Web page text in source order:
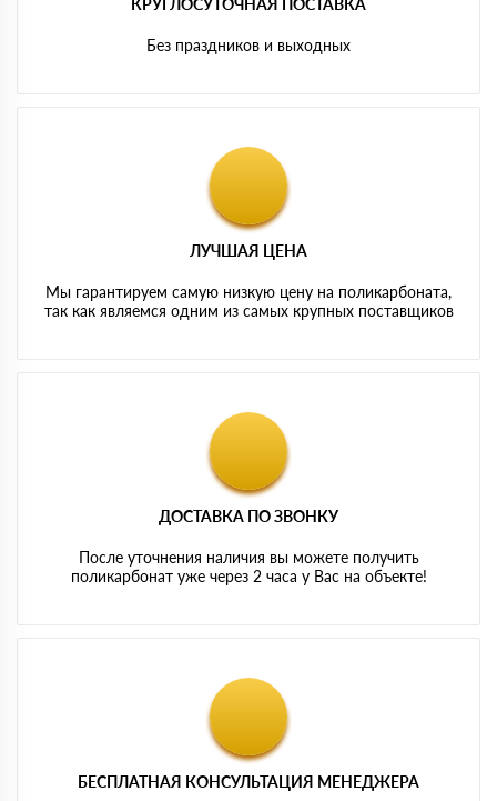
КРУГЛОСУТОЧНАЯ ПОСТАВКА
Без праздников и выходных
ЛУЧШАЯ ЦЕНА
Мы гарантируем самую низкую цену на поликарбоната,
так как являемся одним из самых крупных поставщиков
ДОСТАВКА ПО ЗВОНКУ
После уточнения наличия вы можете получить
поликарбонат уже через 2 часа у Вас на объекте!
БЕСПЛАТНАЯ КОНСУЛЬТАЦИЯ МЕНЕДЖЕРА